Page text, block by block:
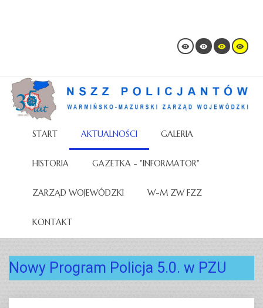
START AKTUALNOŚCI GALERIA
HISTORIA GAZETKA - "INFORMATOR"
ZARZĄD WOJEWÓDZKI W-M ZW FZZ
KONTAKT
Nowy Program Policja 5.0. w PZU